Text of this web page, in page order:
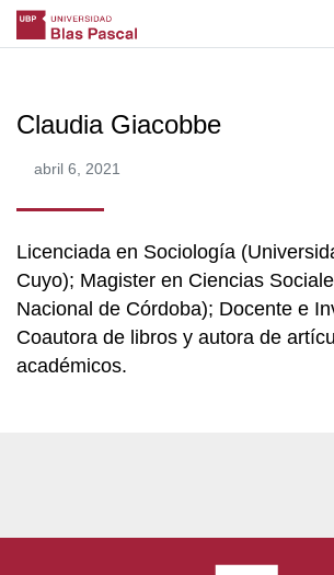
Claudia Giacobbe
abril 6, 2021
Licenciada en Sociología
Cuyo); Magister en Ciencias
Nacional de Córdoba); Docente e
Coautora de libros y autora de
académicos.